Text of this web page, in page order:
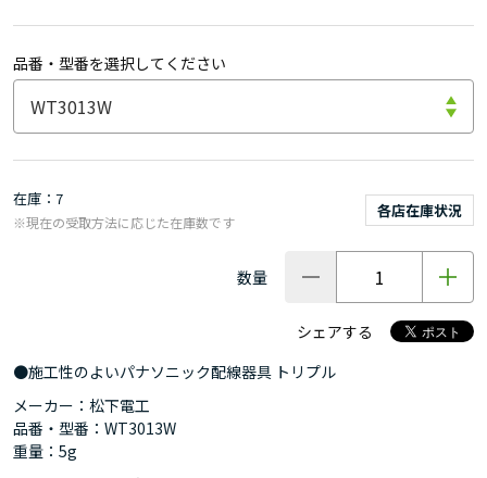
品番・型番を選択してください
在庫 7
各店在庫状況
※現在の受取方法に応じた在庫数です
数量
シェアする
●施工性のよいパナソニック配線器具 トリプル
メーカー：松下電工
品番・型番：WT3013W
重量：5g